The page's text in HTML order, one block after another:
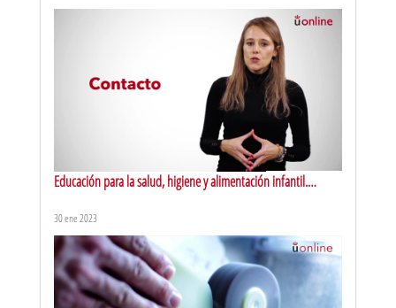
CUMBRE ATLANTICA SALUD. Licenciatura en Educación para la
Salud
19 oct 2015
Educación para la salud, higiene y alimentación infantil.
30 ene 2023